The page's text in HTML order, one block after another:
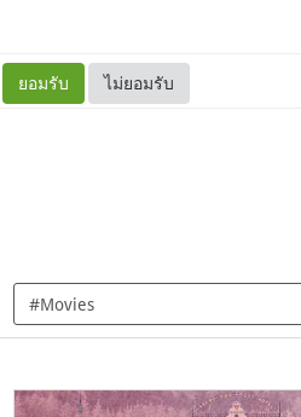
ยอมรับ ไม่ยอมรับ